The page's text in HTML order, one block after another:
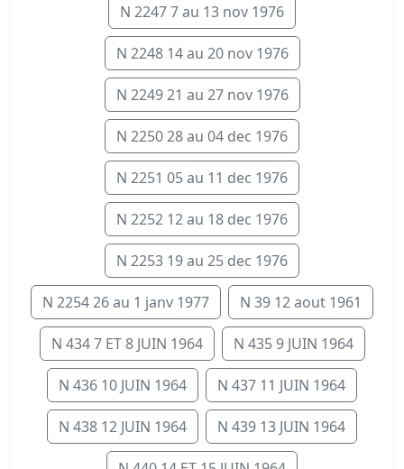
N 2247 7 au 13 nov 1976
N 2248 14 au 20 nov 1976
N 2249 21 au 27 nov 1976
N 2250 28 au 04 dec 1976
N 2251 05 au 11 dec 1976
N 2252 12 au 18 dec 1976
N 2253 19 au 25 dec 1976
N 2254 26 au 1 janv 1977 N 39 12 aout 1961
N 434 7 ET 8 JUIN 1964 N 435 9 JUIN 1964
N 436 10 JUIN 1964 N 437 11 JUIN 1964
N 438 12 JUIN 1964 N 439 13 JUIN 1964